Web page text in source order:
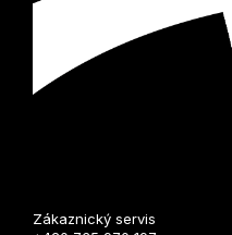
Zákaznický servis